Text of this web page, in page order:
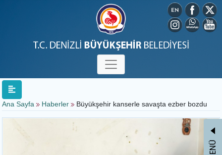
Ana Sayfa Haberler Büyükşehir kanserle savaşta ezber bozdu